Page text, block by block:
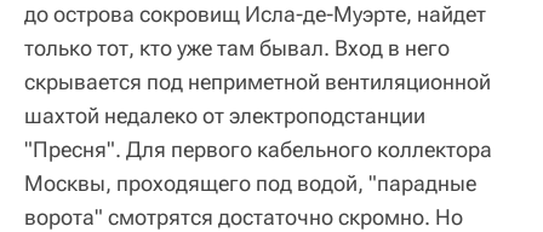
до острова сокровищ Исла-де-Муэрте, найдет
только тот, кто уже там бывал. Вход в него
скрывается под неприметной вентиляционной
шахтой недалеко от электроподстанции
"Пресня". Для первого кабельного коллектора
Москвы, проходящего под водой, "парадные
ворота" смотрятся достаточно скромно. Но